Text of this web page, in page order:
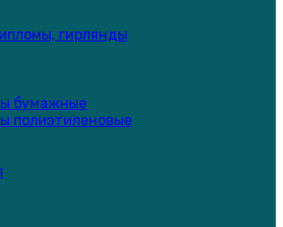
гирлянды
бумажные
полиэтиленовые